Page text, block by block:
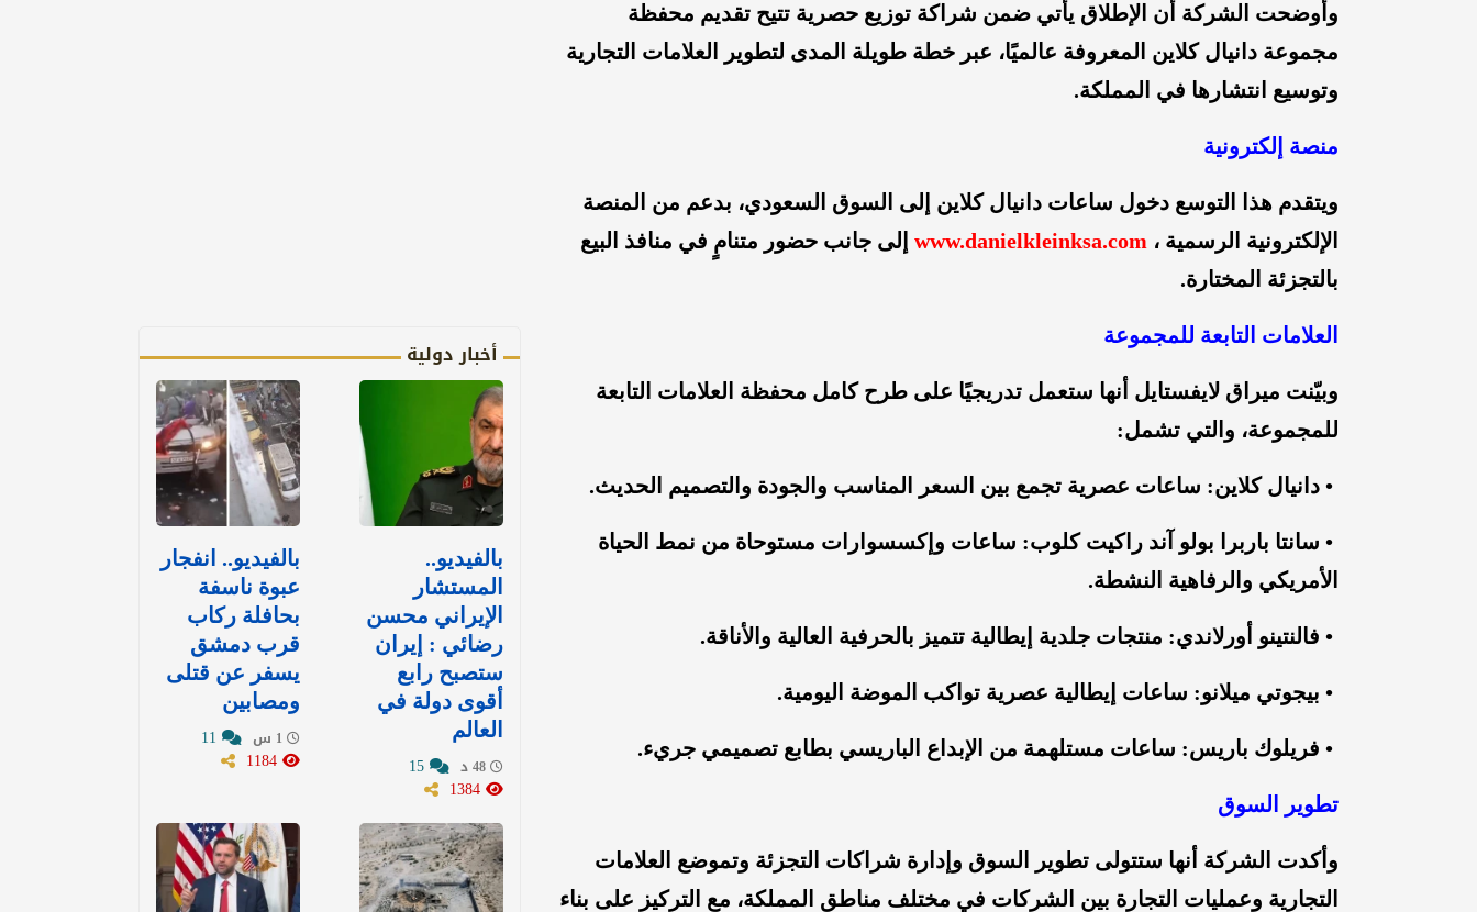
وأوضحت الشركة أن الإطلاق يأتي ضمن شراكة توزيع حصرية تتيح تقديم محفظة
مجموعة دانيال كلاين المعروفة عالميًا، عبر خطة طويلة المدى لتطوير العلامات التجارية
وتوسيع انتشارها في المملكة.
منصة إلكترونية
ويتقدم هذا التوسع دخول ساعات دانيال كلاين إلى السوق السعودي، بدعم من المنصة
الإلكترونية الرسمية ، www.danielkleinksa.com إلى جانب حضور متنامٍ في منافذ البيع
بالتجزئة المختارة.
العلامات التابعة للمجموعة
وبيّنت ميراق لايفستايل أنها ستعمل تدريجيًا على طرح كامل محفظة العلامات التابعة
للمجموعة، والتي تشمل:
• دانيال كلاين: ساعات عصرية تجمع بين السعر المناسب والجودة والتصميم الحديث.
• سانتا باربرا بولو آند راكيت كلوب: ساعات وإكسسوارات مستوحاة من نمط الحياة
الأمريكي والرفاهية النشطة.
• فالنتينو أورلاندي: منتجات جلدية إيطالية تتميز بالحرفية العالية والأناقة.
• بيجوتي ميلانو: ساعات إيطالية عصرية تواكب الموضة اليومية.
• فريلوك باريس: ساعات مستلهمة من الإبداع الباريسي بطابع تصميمي جريء.
تطوير السوق
وأكدت الشركة أنها ستتولى تطوير السوق وإدارة شراكات التجزئة وتموضع العلامات
التجارية وعمليات التجارة بين الشركات في مختلف مناطق المملكة، مع التركيز على بناء
أخبار دولية
بالفيديو..
المستشار
الإيراني محسن
رضائي : إيران
ستصبح رابع
أقوى دولة في
العالم
بالفيديو.. انفجار
عبوة ناسفة
بحافلة ركاب
قرب دمشق
يسفر عن قتلى
ومصابين